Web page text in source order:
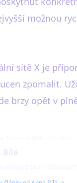
možnou
sítě X je
zpomalit.
brzy opět v